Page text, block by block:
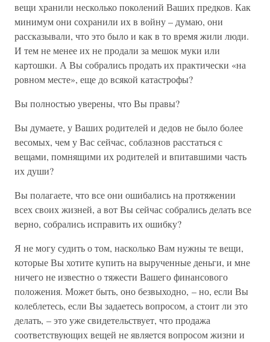
вещи хранили несколько поколений Ваших предков. Как
минимум они сохранили их в войну – думаю, они
рассказывали, что это было и как в то время жили люди.
И тем не менее их не продали за мешок муки или
картошки. А Вы собрались продать их практически «на
ровном месте», еще до всякой катастрофы?
Вы полностью уверены, что Вы правы?
Вы думаете, у Ваших родителей и дедов не было более
весомых, чем у Вас сейчас, соблазнов расстаться с
вещами, помнящими их родителей и впитавшими часть
их души?
Вы полагаете, что все они ошибались на протяжении
всех своих жизней, а вот Вы сейчас собрались делать все
верно, собрались исправить их ошибку?
Я не могу судить о том, насколько Вам нужны те вещи,
которые Вы хотите купить на вырученные деньги, и мне
ничего не известно о тяжести Вашего финансового
положения. Может быть, оно безвыходно, – но, если Вы
колеблетесь, если Вы задаетесь вопросом, а стоит ли это
делать, – это уже свидетельствует, что продажа
соответствующих вещей не является вопросом жизни и